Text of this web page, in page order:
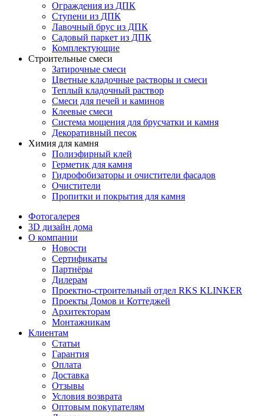
Ограждения из ДПК
Ступени из ДПК
Лавочный брус из ДПК
Садовый паркет из ДПК
Комплектующие
Строительные смеси
Затирочные смеси
Цветные кладочные растворы и смеси
Теплый кладочный раствор
Смеси для печей и каминов
Клеевые смеси
Система мощения для брусчатки и камня
Декоративный песок
Химия для камня
Полиэфирный клей
Герметик для камня
Гидрофобизаторы и очистители фасадов
Очистители
Пропитки и покрытия для камня
Фотогалерея
3D дизайн дома
О компании
Новости
Сертификаты
Партнёры
Дилерам
Проектно-строительный отдел RKS KLINKER
Проекты Домов и Коттеджей
Архитекторам
Монтажникам
Клиентам
Статьи
Гарантия
Оплата
Доставка
Отзывы
Условия возврата
Оптовым покупателям